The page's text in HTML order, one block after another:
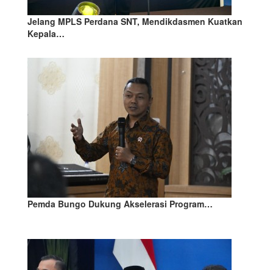
Jelang MPLS Perdana SNT, Mendikdasmen Kuatkan
Kepala…
Pemda Bungo Dukung Akselerasi Program…